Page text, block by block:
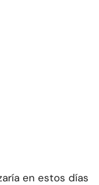
en estos días